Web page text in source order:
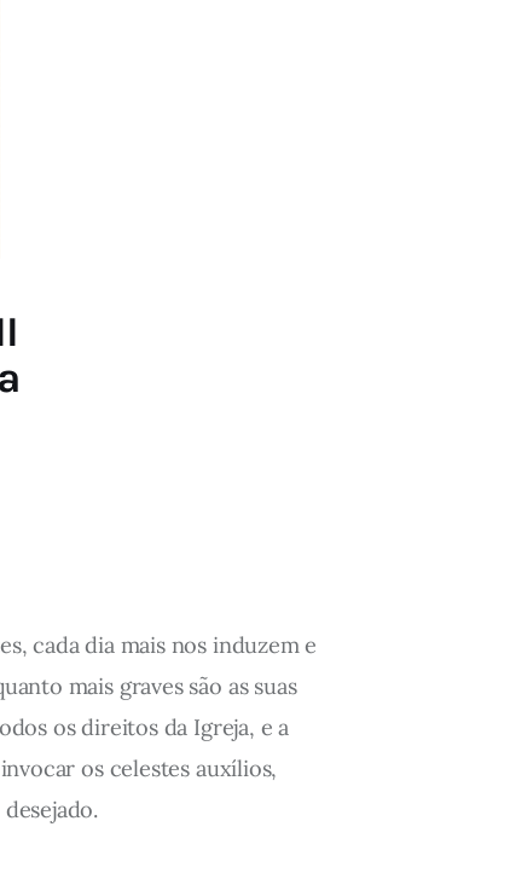
cada dia mais nos induzem e
mais graves são as suas
os direitos da Igreja, e a
os celestes auxílios,